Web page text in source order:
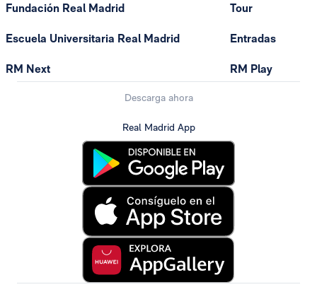
Fundación Real Madrid
Escuela Universitaria Real Madrid
RM Next
Tour
Entradas
RM Play
Descarga ahora
Real Madrid App